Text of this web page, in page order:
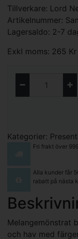
Tillverkare: Lord
Artikelnummer:
Lagersaldo: 2-7
Exkl moms: 265 Kr
Kategorier:
Fri frakt över
Alla kunder får
rabatt på nästa
Melangemönstrat
och hav med